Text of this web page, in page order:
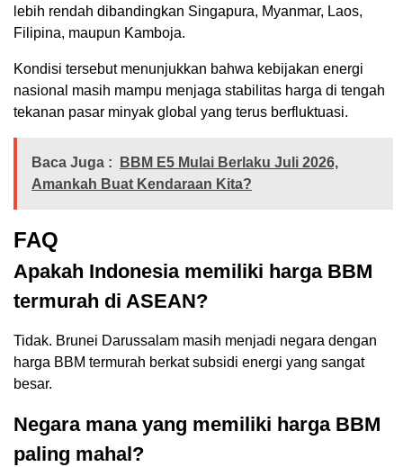
lebih rendah dibandingkan Singapura, Myanmar, Laos,
Filipina, maupun Kamboja.
Kondisi tersebut menunjukkan bahwa kebijakan energi
nasional masih mampu menjaga stabilitas harga di tengah
tekanan pasar minyak global yang terus berfluktuasi.
Baca Juga :
BBM E5 Mulai Berlaku Juli 2026,
Amankah Buat Kendaraan Kita?
FAQ
Apakah Indonesia memiliki harga BBM
termurah di ASEAN?
Tidak. Brunei Darussalam masih menjadi negara dengan
harga BBM termurah berkat subsidi energi yang sangat
besar.
Negara mana yang memiliki harga BBM
paling mahal?